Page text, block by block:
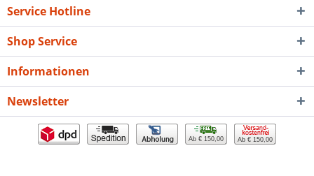
Service Hotline
Shop Service
Informationen
Newsletter
Ab € 150,00 Ab € 150,00